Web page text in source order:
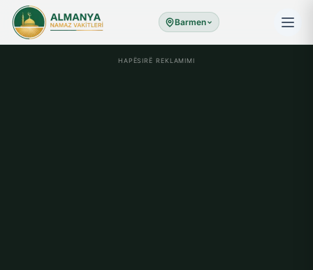
Barmen
HAPËSIRË REKLAMIMI